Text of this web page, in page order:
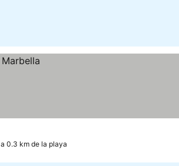
a 0.3 km de la playa